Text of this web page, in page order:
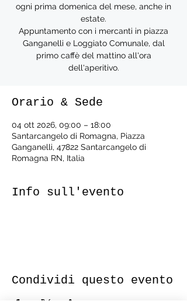
ogni prima domenica del mese, anche in
estate.
Appuntamento con i mercanti in piazza
Ganganelli e Loggiato Comunale, dal
primo caffè del mattino all'ora
dell'aperitivo.
Orario & Sede
04 ott 2026, 09:00 – 18:00
Santarcangelo di Romagna, Piazza
Ganganelli, 47822 Santarcangelo di
Romagna RN, Italia
Info sull'evento
Condividi questo evento